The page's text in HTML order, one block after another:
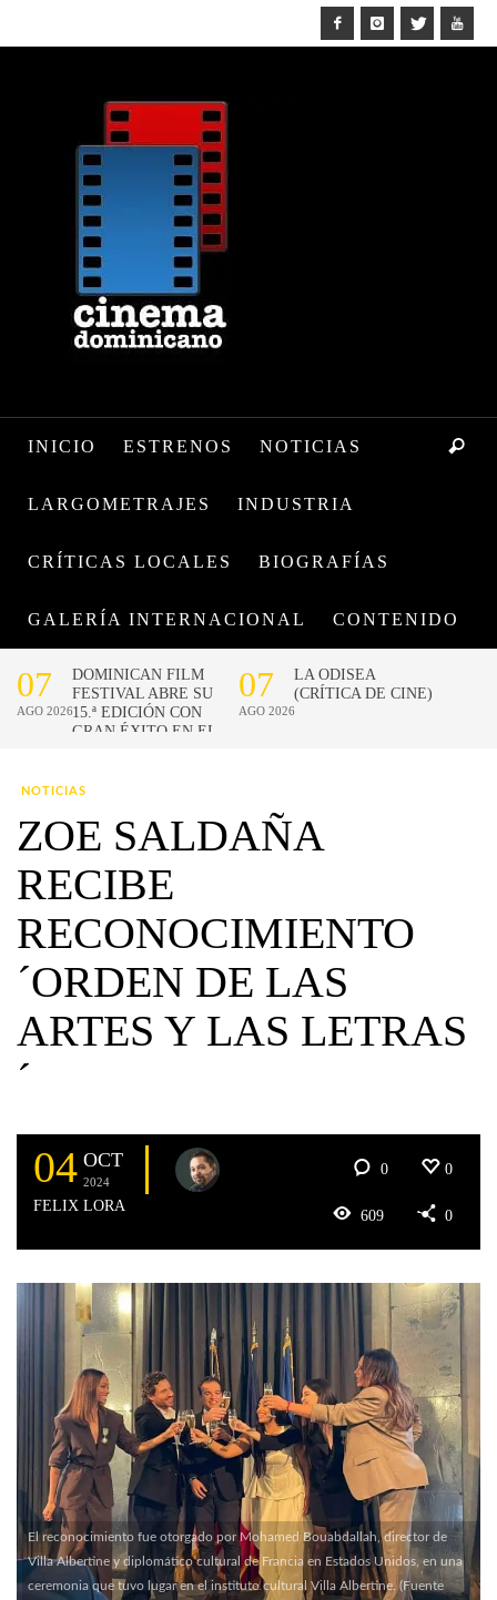
INICIO ESTRENOS NOTICIAS
LARGOMETRAJES INDUSTRIA
CRÍTICAS LOCALES BIOGRAFÍAS
GALERÍA INTERNACIONAL CONTENIDO
NOTICIAS
ZOE SALDAÑA
RECIBE
RECONOCIMIENTO
´ORDEN DE LAS
ARTES Y LAS LETRAS
´
04 OCT
2024
FELIX LORA
0 0
609 0
El reconocimiento fue otorgado por Mohamed Bouabdallah, director de
Villa Albertine y diplomático cultural de Francia en Estados Unidos, en una
ceremonia que tuvo lugar en el instituto cultural Villa Albertine. (Fuente